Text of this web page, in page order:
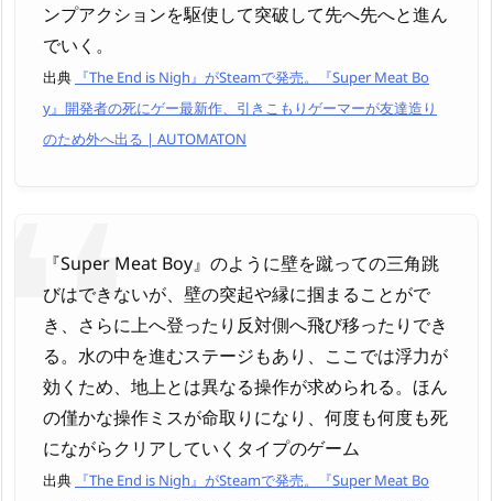
ンプアクションを駆使して突破して先へ先へと進ん
でいく。
出典
『The End is Nigh』がSteamで発売。『Super Meat Bo
y』開発者の死にゲー最新作、引きこもりゲーマーが友達造り
のため外へ出る | AUTOMATON
『Super Meat Boy』のように壁を蹴っての三角跳
びはできないが、壁の突起や縁に掴まることがで
き、さらに上へ登ったり反対側へ飛び移ったりでき
る。水の中を進むステージもあり、ここでは浮力が
効くため、地上とは異なる操作が求められる。ほん
の僅かな操作ミスが命取りになり、何度も何度も死
にながらクリアしていくタイプのゲーム
出典
『The End is Nigh』がSteamで発売。『Super Meat Bo